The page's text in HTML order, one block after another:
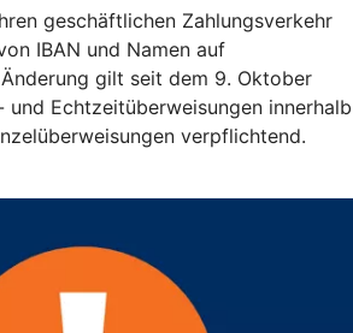
geschäftlichen Zahlungsverkehr
IBAN und Namen auf
gilt seit dem 9. Oktober
und Echtzeitüberweisungen innerhalb
verpflichtend.